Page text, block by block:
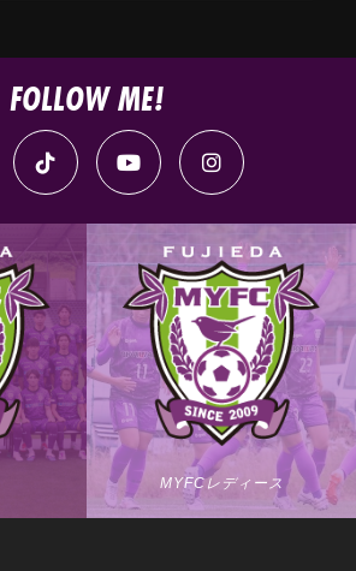
FOLLOW ME!
MYFCレディース